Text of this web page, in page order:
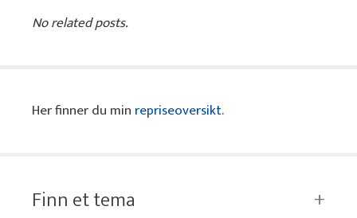
No related posts.
Her finner du min repriseoversikt.
Finn et tema